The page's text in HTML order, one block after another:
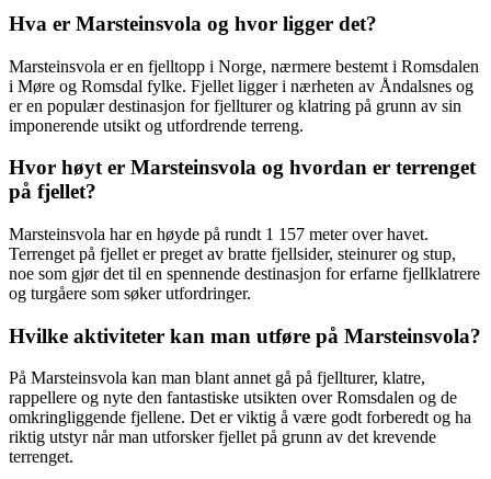
Hva er Marsteinsvola og hvor ligger det?
Marsteinsvola er en fjelltopp i Norge, nærmere bestemt i Romsdalen
i Møre og Romsdal fylke. Fjellet ligger i nærheten av Åndalsnes og
er en populær destinasjon for fjellturer og klatring på grunn av sin
imponerende utsikt og utfordrende terreng.
Hvor høyt er Marsteinsvola og hvordan er terrenget
på fjellet?
Marsteinsvola har en høyde på rundt 1 157 meter over havet.
Terrenget på fjellet er preget av bratte fjellsider, steinurer og stup,
noe som gjør det til en spennende destinasjon for erfarne fjellklatrere
og turgåere som søker utfordringer.
Hvilke aktiviteter kan man utføre på Marsteinsvola?
På Marsteinsvola kan man blant annet gå på fjellturer, klatre,
rappellere og nyte den fantastiske utsikten over Romsdalen og de
omkringliggende fjellene. Det er viktig å være godt forberedt og ha
riktig utstyr når man utforsker fjellet på grunn av det krevende
terrenget.